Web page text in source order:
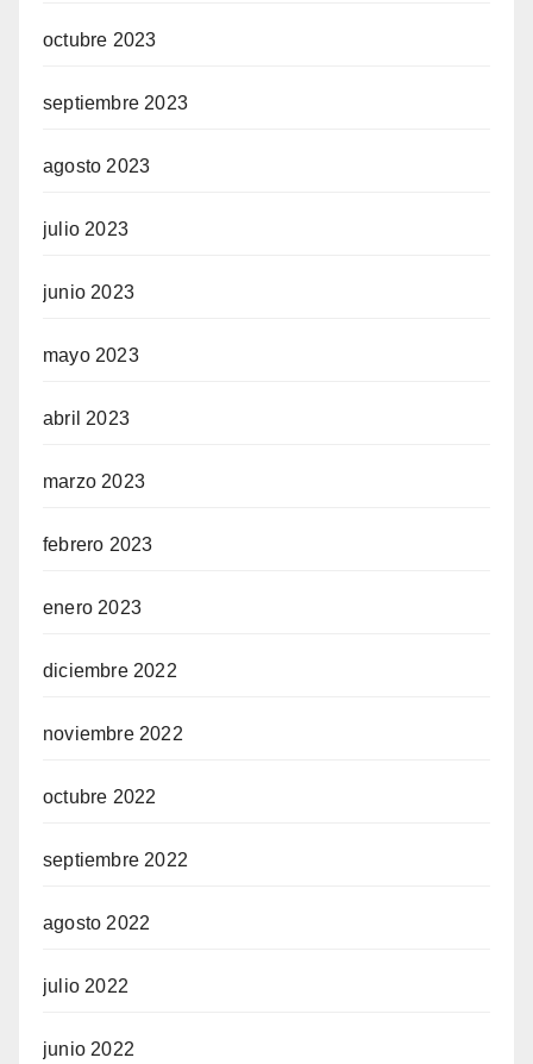
octubre 2023
septiembre 2023
agosto 2023
julio 2023
junio 2023
mayo 2023
abril 2023
marzo 2023
febrero 2023
enero 2023
diciembre 2022
noviembre 2022
octubre 2022
septiembre 2022
agosto 2022
julio 2022
junio 2022